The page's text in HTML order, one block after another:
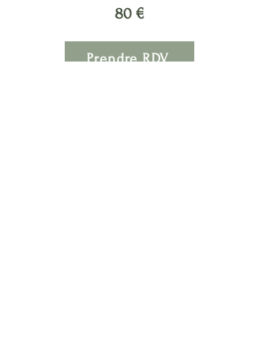
80 €
Prendre RDV